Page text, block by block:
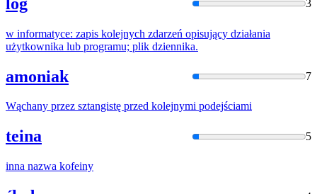
3
w informatyce: zapis kolejnych zdarzeń opisujący działania
użytkownika lub programu; plik dziennika.
amoniak 7
Wąchany przez sztangistę przed kolejnymi podejściami
teina 5
inna nazwa kofeiny